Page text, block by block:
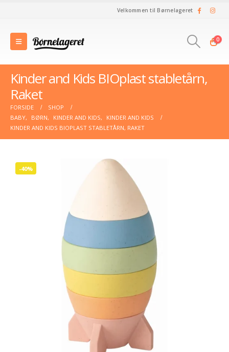
Velkommen til Børnelageret
0
Kinder and Kids BIOplast stabletårn,
Raket
FORSIDE
SHOP
BABY, BØRN, KINDER AND KIDS,
KINDER AND KIDS
KINDER AND KIDS BIOPLAST STABLETÅRN, RAKET
-40%